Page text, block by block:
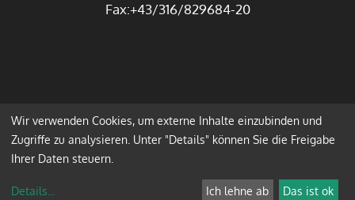
Fax:+43/316/829684-20
Impressum Datenschutz
Wir verwenden Cookies, um externe Inhalte einzubinden und
Zugriffe zu analysieren. Unter "Details" können Sie die Freigabe
Ihrer Daten steuern.
Details... Ich lehne ab Das ist ok